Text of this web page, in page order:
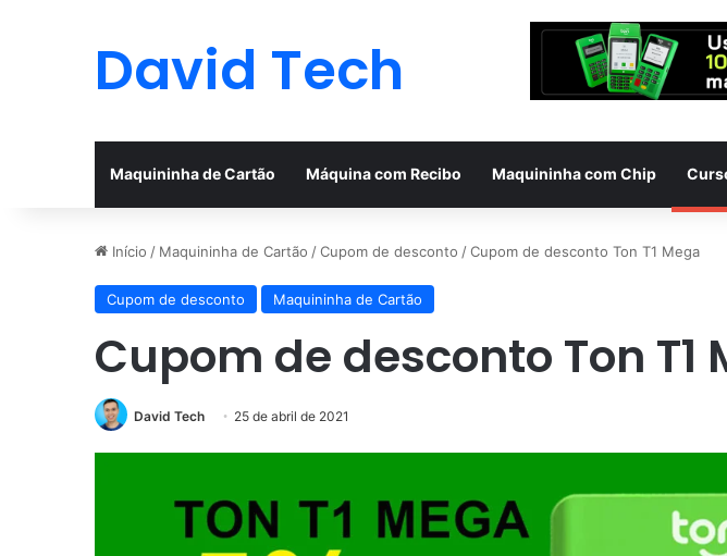
David Tech
Maquininha de Cartão Máquina com Recibo Maquininha com Chip
Início / Maquininha de Cartão /Cupom de desconto /Cupom de desconto Ton T1 Mega
Cupom de desconto Maquininha de Cartão
Cupom de desconto Ton T1
David Tech 25 de abril de 2021